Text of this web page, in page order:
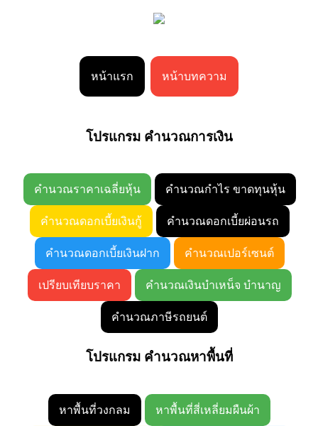
หน้าแรก หน้าบทความ
โปรแกรม คำนวณการเงิน
คำนวณราคาเฉลี่ยหุ้น คำนวณกำไร ขาดทุนหุ้น
คำนวณดอกเบี้ยเงินกู้ คำนวณดอกเบี้ยผ่อนรถ
คำนวณดอกเบี้ยเงินฝาก คำนวณเปอร์เซนต์
เปรียบเทียบราคา คำนวณเงินบำเหน็จ บำนาญ
คำนวณภาษีรถยนต์
โปรแกรม คำนวณหาพื้นที่
หาพื้นที่วงกลม หาพื้นที่สี่เหลี่ยมผืนผ้า